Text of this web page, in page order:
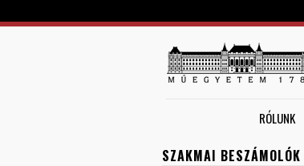
RÓLUNK
SZAKMAI BESZÁMOLÓK